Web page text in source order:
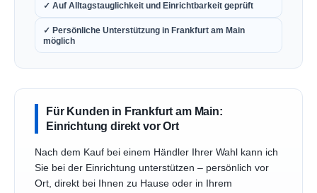
✓ Auf Alltagstauglichkeit und Einrichtbarkeit geprüft
✓ Persönliche Unterstützung in Frankfurt am Main
möglich
Für Kunden in Frankfurt am Main:
Einrichtung direkt vor Ort
Nach dem Kauf bei einem Händler Ihrer Wahl kann ich
Sie bei der Einrichtung unterstützen – persönlich vor
Ort, direkt bei Ihnen zu Hause oder in Ihrem